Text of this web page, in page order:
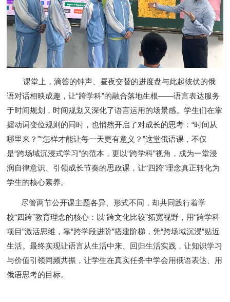
课堂上，滴答的钟声、昼夜交替的进度盘与此起彼伏的俄
语对话相映成趣，让“跨学科”的融合落地生根——语言表达服务
于时间规划，时间规划又深化了语言运用的场景感。学生们在掌
握动词变位规则的同时，也悄然开启了对成长的思考：“时间从
哪里来？”“怎样才能让每一天更有意义？”这堂俄语课，不仅
是“跨场域沉浸式学习”的范本，更以“跨学科”视角，成为一堂浸
润自律意识、引领成长节奏的思政课，让“四跨”理念真正转化为
学生的核心素养。
尽管两节公开课主题各异、形式不同，却共同践行着学
校“四跨”教育理念的核心：以“跨文化比较”拓宽视野，用“跨学科
项目”激活思维，靠“跨学段进阶”搭建阶梯，凭“跨场域沉浸”贴近
生活。最终实现让语言从生活中来、回归生活实践，让知识学习
与价值引领同频共振，让学生在真实任务中学会用俄语表达、用
俄语思考的目标。